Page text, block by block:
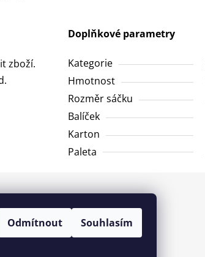
Odmítnout Souhlasím
zboží.
Doplňkové parametry
Kategorie
Hmotnost
Rozměr sáčku
Balíček
Karton
Paleta
pro vás